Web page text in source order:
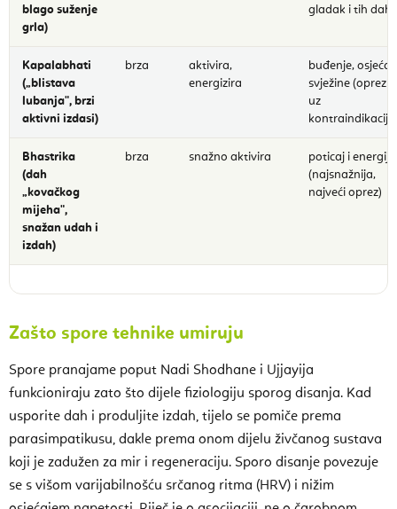
blago suženje
grla)
gladak i tih dah
Kapalabhati
(„blistava
lubanja", brzi
aktivni izdasi)
brza
aktivira,
energizira
buđenje, osjećaj
svježine
uz
Bhastrika
(dah
„kovačkog
mijeha",
snažan udah i
izdah)
brza snažno aktivira
poticaj i energija
(najsnažnija,
najveći oprez)
Zašto spore tehnike umiruju
Spore pranajame poput Nadi Shodhane i Ujjayija
funkcioniraju zato što dijele fiziologiju sporog disanja. Kad
usporite dah i produljite izdah, tijelo se pomiče prema
parasimpatikusu, dakle prema onom dijelu živčanog sustava
koji je zadužen za mir i regeneraciju. Sporo disanje povezuje
se s višom varijabilnošću srčanog ritma (HRV) i nižim